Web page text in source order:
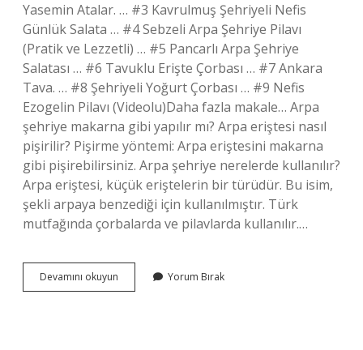
Yasemin Atalar. … #3 Kavrulmuş Şehriyeli Nefis
Günlük Salata … #4 Sebzeli Arpa Şehriye Pilavı
(Pratik ve Lezzetli) … #5 Pancarlı Arpa Şehriye
Salatası … #6 Tavuklu Erişte Çorbası … #7 Ankara
Tava. … #8 Şehriyeli Yoğurt Çorbası … #9 Nefis
Ezogelin Pilavı (Videolu)Daha fazla makale… Arpa
şehriye makarna gibi yapılır mı? Arpa eriştesi nasıl
pişirilir? Pişirme yöntemi: Arpa eriştesini makarna
gibi pişirebilirsiniz. Arpa şehriye nerelerde kullanılır?
Arpa eriştesi, küçük eriştelerin bir türüdür. Bu isim,
şekli arpaya benzediği için kullanılmıştır. Türk
mutfağında çorbalarda ve pilavlarda kullanılır.…
Devamını okuyun
Şehriye
Yorum Bırak